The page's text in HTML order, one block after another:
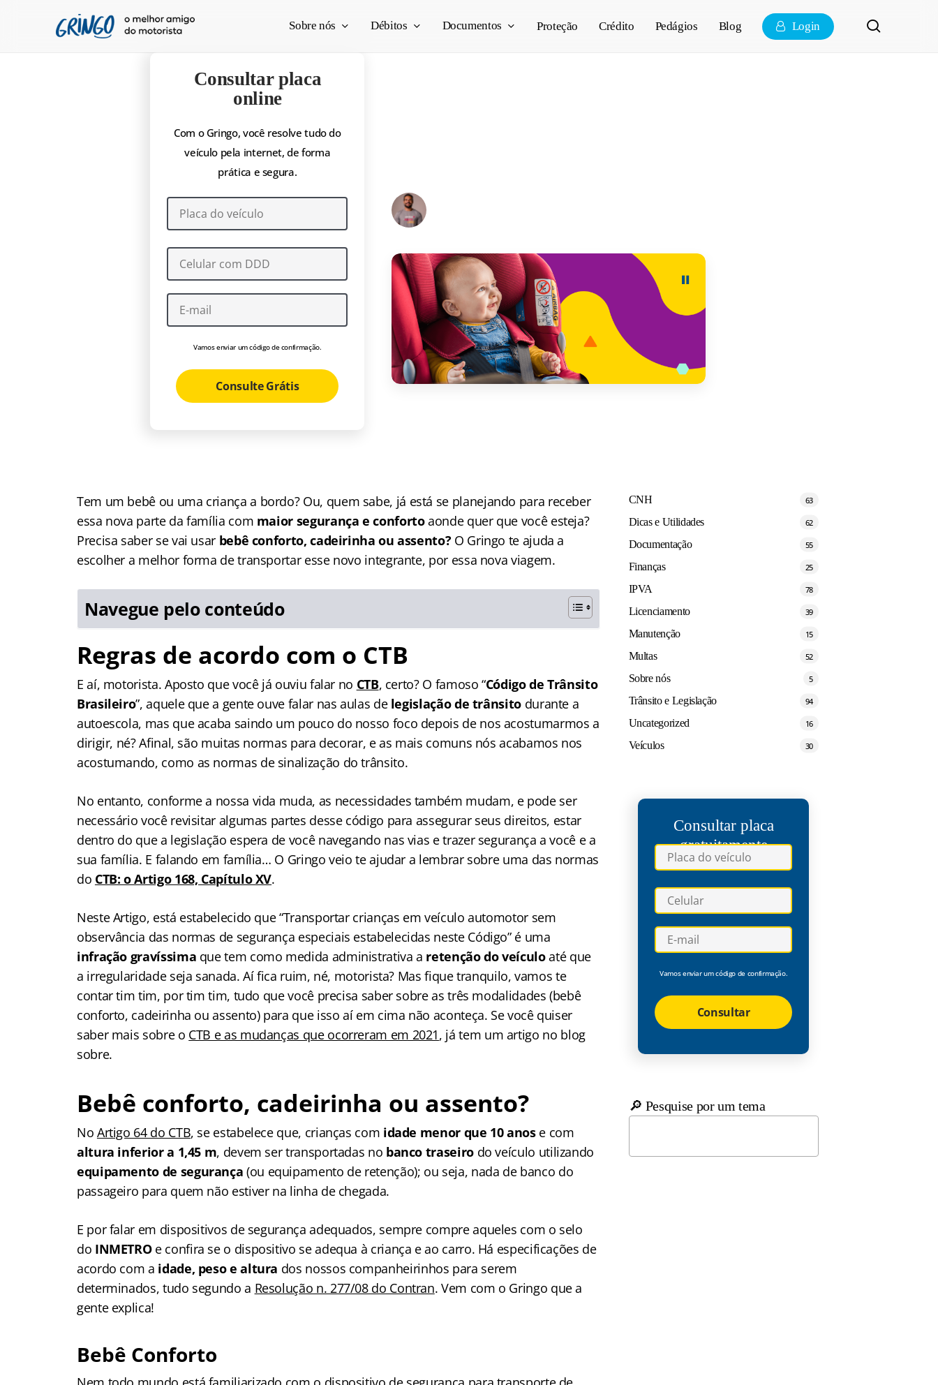
Sobre nós Débitos Documentos Proteção Crédito Pedágios Blog Login
Consultar placa
online
Com o Gringo, você resolve tudo do
veículo pela internet, de forma
prática e segura.
Vamos enviar um código de confirmação.
Consulte Grátis
Tem um bebê ou uma criança a bordo? Ou, quem sabe, já está se planejando para receber
essa nova parte da família com maior segurança e confortoaonde quer que você esteja?
Precisa saber se vai usar bebê conforto, cadeirinha ou assento?O Gringo te ajuda a
escolher a melhor forma de transportar esse novo integrante, por essa nova viagem.
Navegue pelo conteúdo
Regras de acordo com o CTB
E aí, motorista. Aposto que você já ouviu falar no CTB, certo? O famoso “Código de Trânsito
Brasileiro”, aquele que a gente ouve falar nas aulas de legislação de trânsitodurante a
autoescola, mas que acaba saindo um pouco do nosso foco depois de nos acostumarmos a
dirigir, né? Afinal, são muitas normas para decorar, e as mais comuns nós acabamos nos
acostumando, como as normas de sinalização do trânsito.
No entanto, conforme a nossa vida muda, as necessidades também mudam, e pode ser
necessário você revisitar algumas partes desse código para assegurar seus direitos, estar
dentro do que a legislação espera de você navegando nas vias e trazer segurança a você e a
sua família. E falando em família… O Gringo veio te ajudar a lembrar sobre uma das normas
do CTB: o Artigo 168, Capítulo XV.
Neste Artigo, está estabelecido que “Transportar crianças em veículo automotor sem
observância das normas de segurança especiais estabelecidas neste Código” é uma
infração gravíssima que tem como medida administrativa a retenção do veículoaté que
a irregularidade seja sanada. Aí fica ruim, né, motorista? Mas fique tranquilo, vamos te
contar tim tim, por tim tim, tudo que você precisa saber sobre as três modalidades (bebê
conforto, cadeirinha ou assento) para que isso aí em cima não aconteça. Se você quiser
saber mais sobre o CTB e as mudanças que ocorreram em 2021, já tem um artigo no blog
sobre.
Bebê conforto, cadeirinha ou assento?
No Artigo 64 do CTB, se estabelece que, crianças com idade menor que 10 anose com
altura inferior a 1,45 m, devem ser transportadas no banco traseiro do veículo utilizando
equipamento de segurança (ou equipamento de retenção); ou seja, nada de banco do
passageiro para quem não estiver na linha de chegada.
E por falar em dispositivos de segurança adequados, sempre compre aqueles com o selo
do INMETROe confira se o dispositivo se adequa à criança e ao carro. Há especificações de
acordo com a idade, peso e altura dos nossos companheirinhos para serem
determinados, tudo segundo a Resolução n. 277/08 do Contran. Vem com o Gringo que a
gente explica!
Bebê Conforto
CNH 63
Dicas e Utilidades 62
Documentação 55
Finanças 25
IPVA 78
Licenciamento 39
Manutenção 15
Multas 52
Sobre nós 5
Trânsito e Legislação 94
Uncategorized 16
Veículos 30
Consultar placa
gratuitamente
Vamos enviar um código de confirmação.
Consultar
🔎 Pesquise por um tema